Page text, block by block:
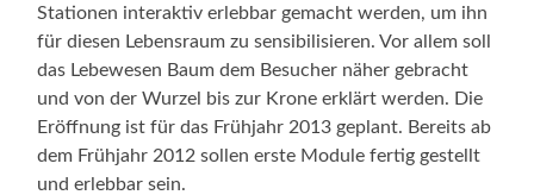
Stationen interaktiv erlebbar gemacht werden, um ihn
für diesen Lebensraum zu sensibilisieren. Vor allem soll
das Lebewesen Baum dem Besucher näher gebracht
und von der Wurzel bis zur Krone erklärt werden. Die
Eröffnung ist für das Frühjahr 2013 geplant. Bereits ab
dem Frühjahr 2012 sollen erste Module fertig gestellt
und erlebbar sein.